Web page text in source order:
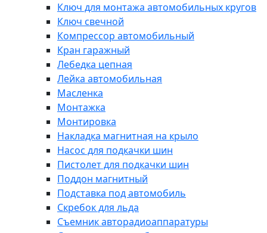
Ключ для монтажа автомобильных кругов
Ключ свечной
Компрессор автомобильный
Кран гаражный
Лебедка цепная
Лейка автомобильная
Масленка
Монтажка
Монтировка
Накладка магнитная на крыло
Насос для подкачки шин
Пистолет для подкачки шин
Поддон магнитный
Подставка под автомобиль
Скребок для льда
Съемник авторадиоаппаратуры